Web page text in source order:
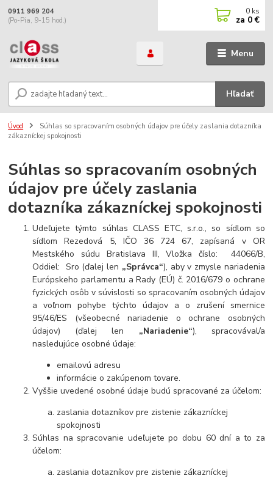
Menu
Hľadať
0911 969 204
(Po-Pia, 9-15 hod.)
0 ks
za 0 €
Úvod
Súhlas so spracovaním osobných údajov pre účely zaslania dotazníka
zákazníckej spokojnosti
Súhlas so spracovaním osobných
údajov pre účely zaslania
dotazníka zákazníckej spokojnosti
Udeľujete týmto súhlas CLASS ETC, s.r.o., so sídlom so
sídlom Rezedová 5, IČO 36 724 67, zapísaná v OR
Mestského súdu Bratislava III, Vložka číslo: 44066/B,
Oddiel: Sro (ďalej len „Správca“), aby v zmysle nariadenia
Európskeho parlamentu a Rady (EÚ) č. 2016/679 o ochrane
fyzických osôb v súvislosti so spracovaním osobných údajov
a voľnom pohybe týchto údajov a o zrušení smernice
95/46/ES (všeobecné nariadenie o ochrane osobných
údajov) (ďalej len „Nariadenie“), spracovával/a
nasledujúce osobné údaje:
emailovú adresu
informácie o zakúpenom tovare.
Vyššie uvedené osobné údaje budú spracované za účelom:
zaslania dotazníkov pre zistenie zákazníckej
spokojnosti
Súhlas na spracovanie udeľujete po dobu 60 dní a to za
účelom:
zaslania dotazníkov pre zistenie zákazníckej